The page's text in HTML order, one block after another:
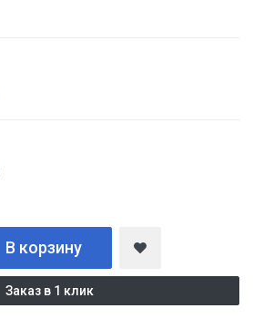
В корзину
Заказ в 1 клик